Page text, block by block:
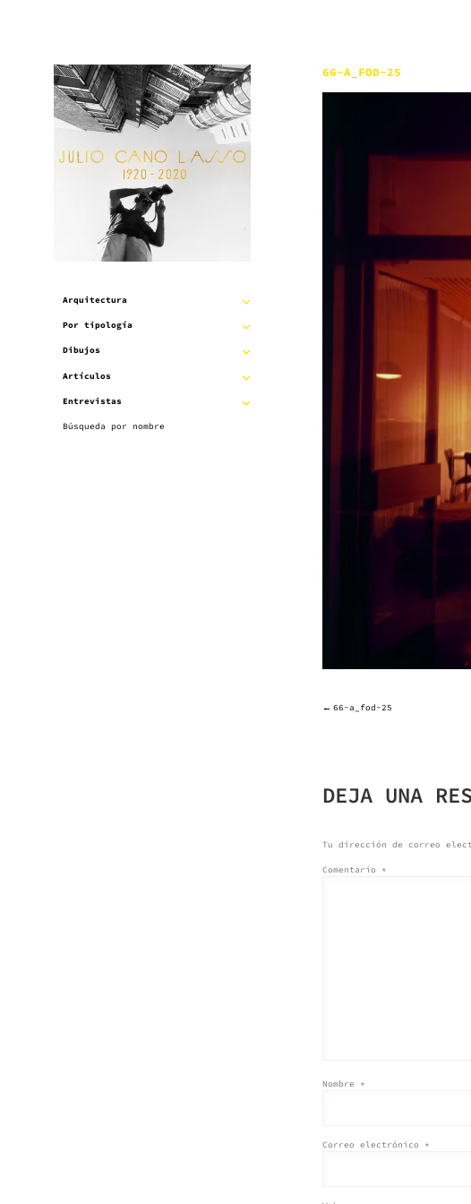
Arquitectura
EXPANDIR
Por tipología
EXPANDIR
Dibujos
EXPANDIR
Artículos
EXPANDIR
Entrevistas
EXPANDIR
Búsqueda por nombre
66-A_FOD-25
NAVEGACIÓN
ENTRADAS
66-a_fod-25
DEJA UNA
Tu dirección de correo
Comentario *
Nombre *
Correo electrónico *